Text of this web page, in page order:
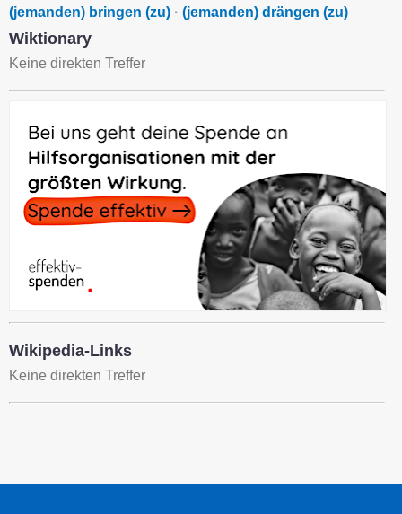
(jemanden) bringen (zu) · (jemanden) drängen (zu)
Wiktionary
Keine direkten Treffer
Wikipedia-Links
Keine direkten Treffer